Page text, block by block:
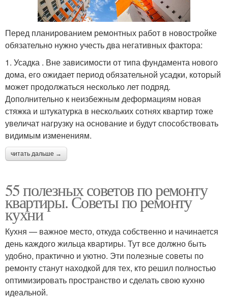
Перед планированием ремонтных работ в новостройке
обязательно нужно учесть два негативных фактора:
1. Усадка . Вне зависимости от типа фундамента нового
дома, его ожидает период обязательной усадки, который
может продолжаться несколько лет подряд.
Дополнительно к неизбежным деформациям новая
стяжка и штукатурка в нескольких сотнях квартир тоже
увеличат нагрузку на основание и будут способствовать
видимым изменениям.
читать дальше →
55 полезных советов по ремонту
квартиры. Советы по ремонту
кухни
Кухня — важное место, откуда собственно и начинается
день каждого жильца квартиры. Тут все должно быть
удобно, практично и уютно. Эти полезные советы по
ремонту станут находкой для тех, кто решил полностью
оптимизировать пространство и сделать свою кухню
идеальной.